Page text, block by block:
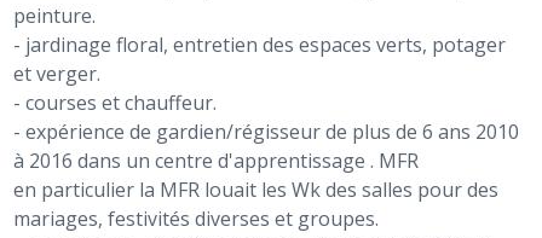
peinture.
- jardinage floral, entretien des espaces verts, potager
et verger.
- courses et chauffeur.
- expérience de gardien/régisseur de plus de 6 ans 2010
à 2016 dans un centre d'apprentissage . MFR
en particulier la MFR louait les Wk des salles pour des
mariages, festivités diverses et groupes.